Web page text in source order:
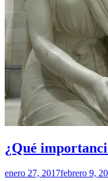
¿Qué
enero 27, 2017febrero 9,